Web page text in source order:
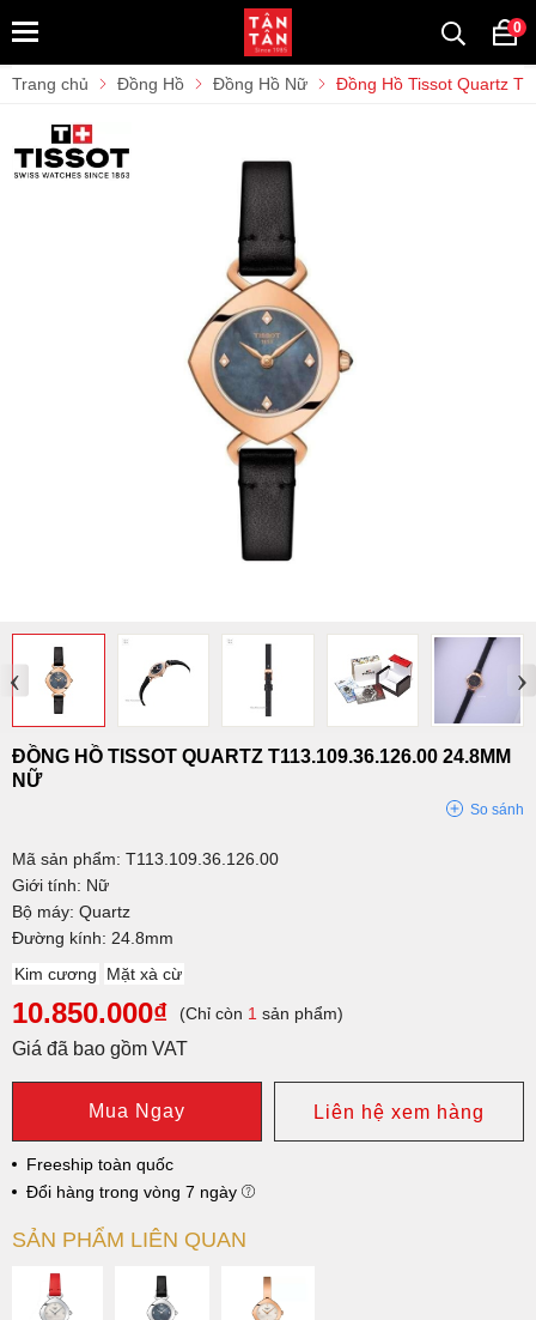
0
Trang chủ Đồng Hồ Đồng Hồ Nữ Đồng Hồ Tissot Quartz
‹ ›
ĐỒNG HỒ TISSOT QUARTZ T113.109.36.126.00 24.8MM
NỮ
So sánh
Mã sản phẩm: T113.109.36.126.00
Giới tính: Nữ
Bộ máy: Quartz
Đường kính: 24.8mm
Kim cương
Mặt xà cừ
10.850.000₫ (Chỉ còn 1 sản phẩm)
Giá đã bao gồm VAT
Mua Ngay Liên hệ xem hàng
Freeship toàn quốc
Đổi hàng trong vòng 7 ngày
SẢN PHẨM LIÊN QUAN